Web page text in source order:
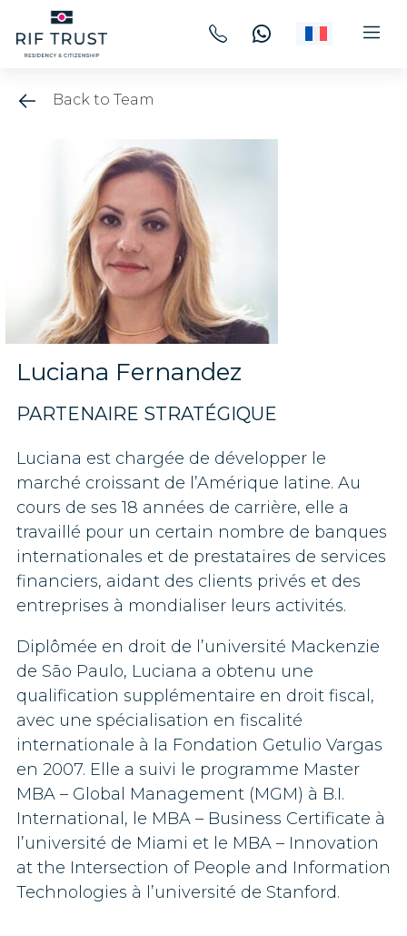
Back to Team
Luciana Fernandez
PARTENAIRE STRATÉGIQUE
Luciana est chargée de développer le
marché croissant de l’Amérique latine. Au
cours de ses 18 années de carrière, elle a
travaillé pour un certain nombre de banques
internationales et de prestataires de services
financiers, aidant des clients privés et des
entreprises à mondialiser leurs activités.
Diplômée en droit de l’université Mackenzie
de São Paulo, Luciana a obtenu une
qualification supplémentaire en droit fiscal,
avec une spécialisation en fiscalité
internationale à la Fondation Getulio Vargas
en 2007. Elle a suivi le programme Master
MBA – Global Management (MGM) à B.I.
International, le MBA – Business Certificate à
l’université de Miami et le MBA – Innovation
at the Intersection of People and Information
Technologies à l’université de Stanford.